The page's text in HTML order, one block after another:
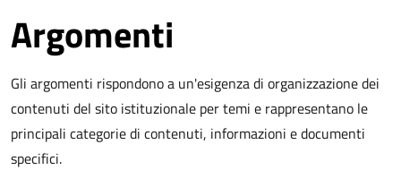
Argomenti
Gli argomenti rispondono a un'esigenza di organizzazione dei
contenuti del sito istituzionale per temi e rappresentano le
principali categorie di contenuti, informazioni e documenti
specifici.